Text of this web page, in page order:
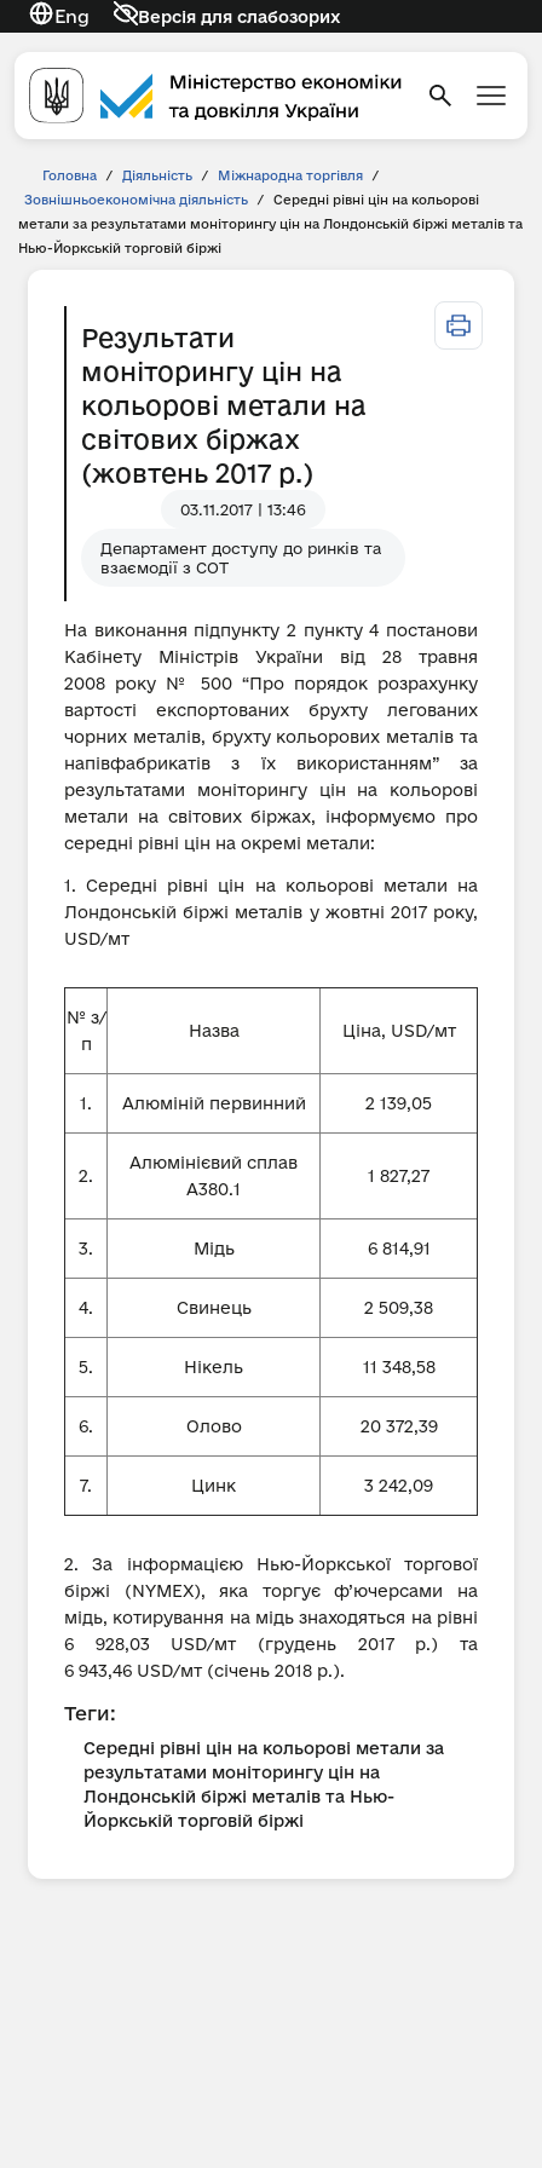
Eng Версія для слабозорих
Головна / Діяльність / Міжнародна торгівля
/
Зовнішньоекономічна діяльність
/
Середні рівні цін на кольорові
метали за результатами моніторингу цін на Лондонській біржі металів та
Нью-Йоркській торговій біржі
Результати
моніторингу цін на
кольорові метали на
світових біржах
(жовтень 2017 р.)
03.11.2017 | 13:46
Департамент доступу до ринків та
взаємодії з СОТ
На виконання підпункту 2 пункту 4 постанови
Кабінету Міністрів України від 28 травня
2008 року № 500 “Про порядок розрахунку
вартості експортованих брухту легованих
чорних металів, брухту кольорових металів та
напівфабрикатів з їх використанням” за
результатами моніторингу цін на кольорові
метали на світових біржах, інформуємо про
середні рівні цін на окремі метали:
1. Середні рівні цін на кольорові метали на
Лондонській біржі металів у жовтні 2017 року,
USD/мт
№ з/
п
Назва Ціна, USD/мт
1. Алюміній первинний 2 139,05
2.
Алюмінієвий сплав
А380.1
1 827,27
3. Мідь 6 814,91
4. Свинець 2 509,38
5. Нікель 11 348,58
6. Олово 20 372,39
7. Цинк 3 242,09
2. За інформацією Нью-Йоркської торгової
біржі (NYMEX), яка торгує ф’ючерсами на
мідь, котирування на мідь знаходяться на рівні
6 928,03 USD/мт (грудень 2017 р.) та
6 943,46 USD/мт (січень 2018 р.).
Теги:
Середні рівні цін на кольорові метали за
результатами моніторингу цін на
Лондонській біржі металів та Нью-
Йоркській торговій біржі